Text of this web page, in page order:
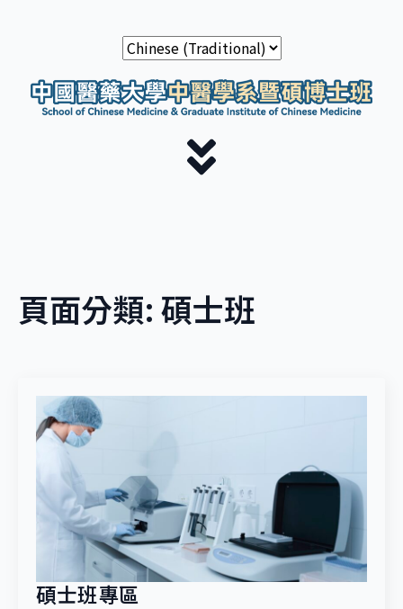
頁面分類:碩士班
碩士班專區